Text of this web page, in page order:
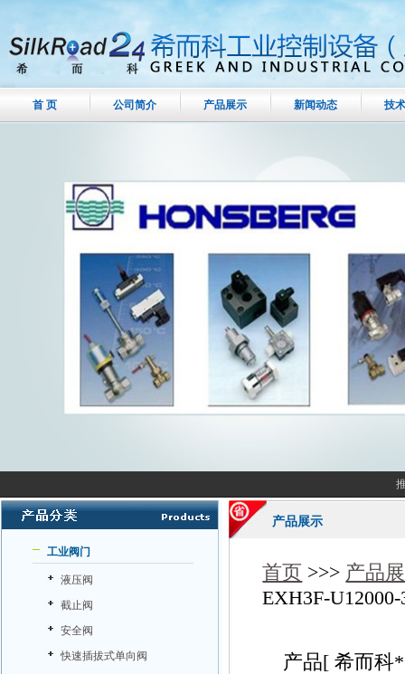
首 页 公司简介 产品展示 新闻动态 技
工业阀门
液压阀
截止阀
安全阀
快速插拔式单向阀
产品展示
首页 >>> 产品
EXH3F-U12000-
产品[希而科*